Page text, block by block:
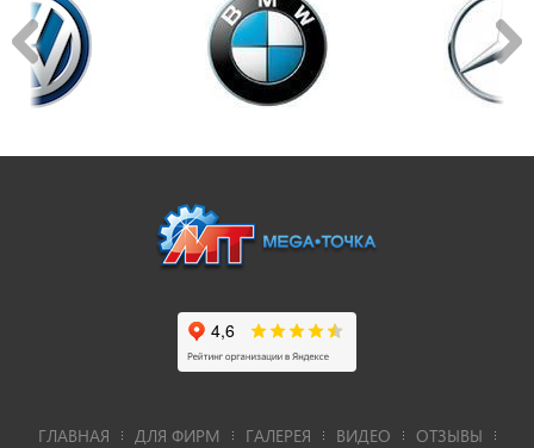
ГЛАВНАЯ ДЛЯ ФИРМ ГАЛЕРЕЯ ВИДЕО ОТЗЫВЫ